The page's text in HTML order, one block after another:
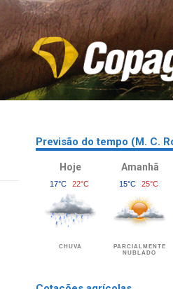
Previsão do tempo (M. C.
Hoje
17°C 22°C
CHUVA
Amanhã
15°C 25°C
PARCIALMENTE
NUBLADO